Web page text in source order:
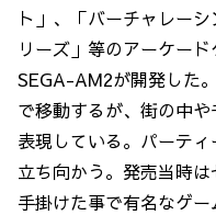
ト」、「バーチャレー
リーズ」等のアーケー
SEGA-AM2が開発した
で移動するが、街の中
表現している。パーテ
立ち向かう。発売当時
手掛けた事で有名なゲ